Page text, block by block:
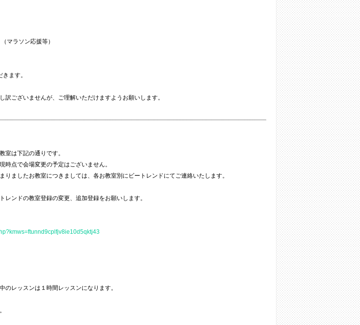
マラソン応援等）
ます。
訳ございませんが、ご理解いただけますようお願いします。
室は下記の通りです。
時点で会場変更の予定はございません。
りましたお教室につきましては、各お教室別にビートレンドにてご連絡いたします。
レンドの教室登録の変更、追加登録をお願いします。
のレッスンは１時間レッスンになります。